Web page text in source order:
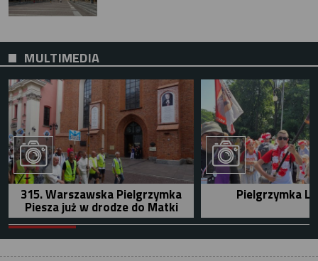
MULTIMEDIA
315. Warszawska Pielgrzymka
Piesza już w drodze do Matki
Pielgrzymka